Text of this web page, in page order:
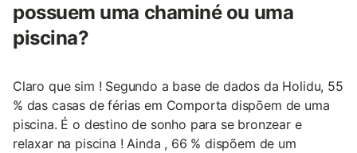
possuem uma chaminé ou uma
piscina?
Claro que sim ! Segundo a base de dados da Holidu, 55
% das casas de férias em Comporta dispõem de uma
piscina. É o destino de sonho para se bronzear e
relaxar na piscina ! Ainda , 66 % dispõem de um